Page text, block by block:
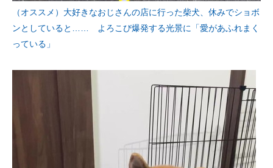
（オススメ）大好きなおじさんの店に行った柴犬、休みでショボ
ンとしていると…… よろこび爆発する光景に「愛があふれまく
っている」